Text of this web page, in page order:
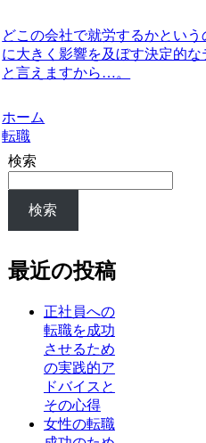
どこの会社で就労するかという
に大きく影響を及ぼす決定的な
と言えますから…。
ホーム
転職
検索
検索
最近の投稿
正社員への
転職を成功
させるため
の実践的ア
ドバイスと
その心得
女性の転職